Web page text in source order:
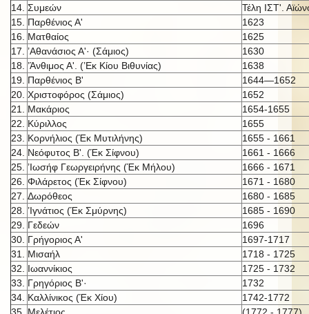
14. Συμεών
Τέλη ΙΣΤ'.
15. Παρθένιος Α'
1623
16.
Ματθαίος
1625
17.
’Αθανάσιος Α'· (Σάμιος)
1630
18.
’Άνθιμος Α'. (’Εκ Κίου Βιθυνίας)
1638
19. Παρθένιος Β'
1644—1652
20. Χριστοφόρος (Σάμιος)
1652
21.
Μακάριος
1654-1655
22.
Κύριλλος
1655
23.
Κορνήλιος (Έκ Μυτιλήνης)
1655 - 1661
24. Νεόφυτος Β'. (Έκ Σίφνου)
1661 - 1666
25. ’Ιωσήφ Γεωργειρήνης (Έκ Μήλου)
1666 - 1671
26. Φιλάρετος (Έκ Σίφνου)
1671 - 1680
27. Δωρόθεος
1680 - 1685
28.
’Ιγνάτιος (Έκ Σμύρνης)
1685 - 1690
29. Γεδεών
1696
30. Γρήγοριος Α'
1697-1717
31.
Μισαήλ
1718 - 1725
32.
Ιωαννίκιος
1725 - 1732
33.
Γρηγόριος Β'·
1732
34. Καλλίνικος (Έκ Χίου)
1742-1772